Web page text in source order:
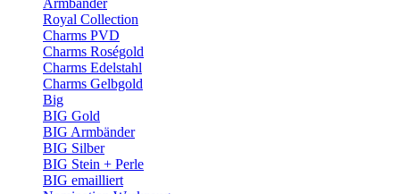
Armbänder
Royal Collection
Charms PVD
Charms Roségold
Charms Edelstahl
Charms Gelbgold
Big
BIG Gold
BIG Armbänder
BIG Silber
BIG Stein + Perle
BIG emailliert